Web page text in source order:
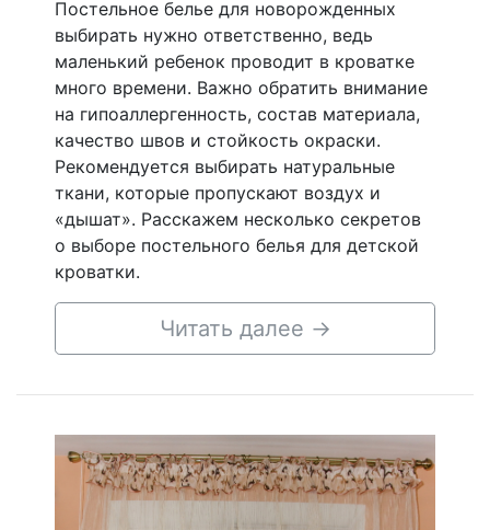
Постельное белье для новорожденных
выбирать нужно ответственно, ведь
маленький ребенок проводит в кроватке
много времени. Важно обратить внимание
на гипоаллергенность, состав материала,
качество швов и стойкость окраски.
Рекомендуется выбирать натуральные
ткани, которые пропускают воздух и
«дышат». Расскажем несколько секретов
о выборе постельного белья для детской
кроватки.
Читать далее →